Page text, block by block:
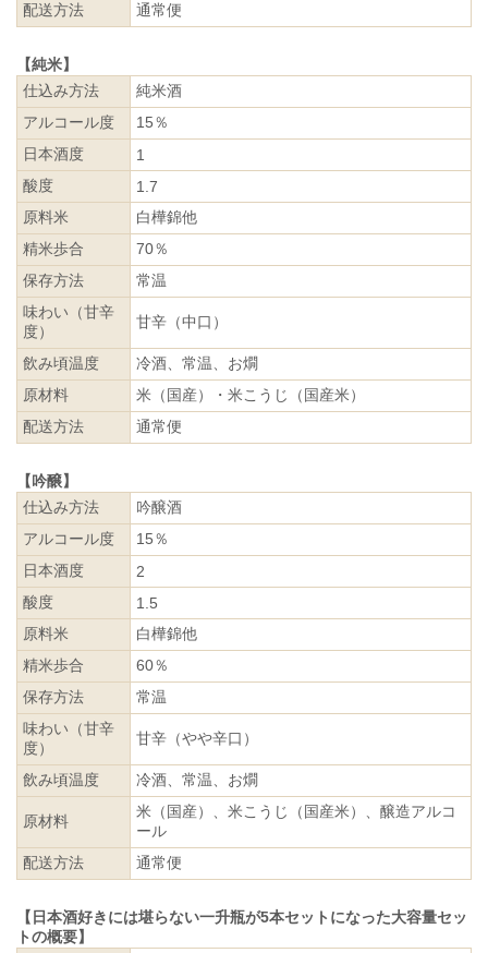
配送方法
通常便
【純米】
仕込み方法
純米酒
アルコール度
15％
日本酒度
1
酸度
1.7
原料米
白樺錦他
精米歩合
70％
保存方法
常温
味わい（甘辛
度）
甘辛（中口）
飲み頃温度
冷酒、常温、お燗
原材料
米（国産）・米こうじ（国産米）
配送方法
通常便
【吟醸】
仕込み方法
吟醸酒
アルコール度
15％
日本酒度
2
酸度
1.5
原料米
白樺錦他
精米歩合
60％
保存方法
常温
味わい（甘辛
度）
甘辛（やや辛口）
飲み頃温度 冷酒、常温、お燗
原材料
米（国産）、米こうじ（国産米）、醸造アルコ
ール
配送方法
通常便
【日本酒好きには堪らない一升瓶が5本セットになった大容量セッ
トの概要】